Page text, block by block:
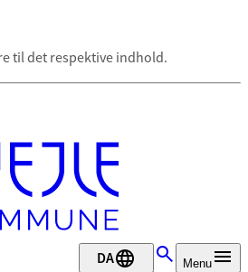
til det respektive indhold.
DA Menu